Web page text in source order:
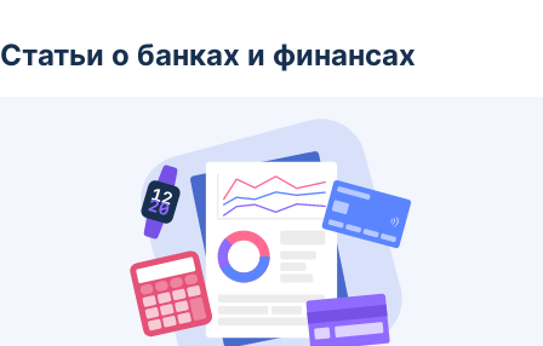
Статьи о банках и финансах